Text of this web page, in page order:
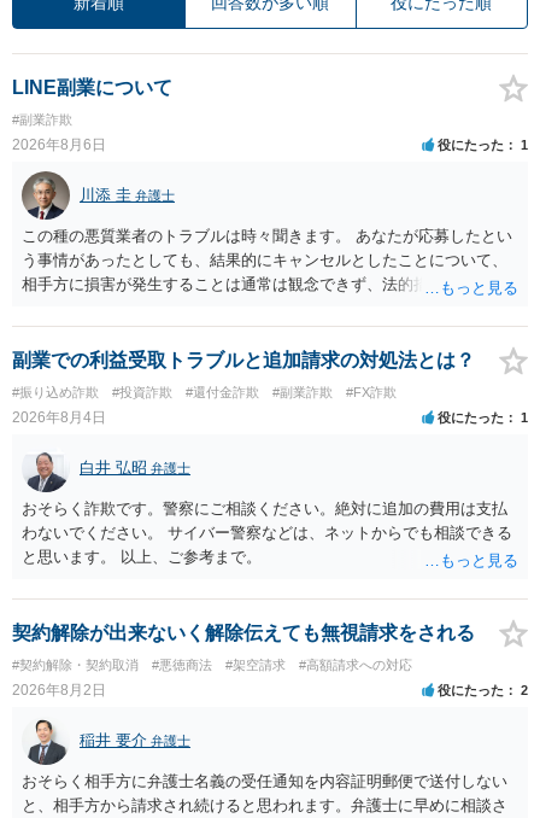
LINE副業について
#副業詐欺
2026年8月6日 役にたった 1
川添 圭 弁護士
この種の悪質業者のトラブルは時々聞きます。 あなたが応募したとい
う事情があったとしても、結果的にキャンセルとしたことについて、
相手方に損害が発生することは通常は観念できず、法的措置を採って
ず、最寄りの消費生活センターへ相談し、連絡を無視してよいかどう
かのアドバイスを受けられることをお勧めします。しつこいようであ
れば、弁護士へ依頼して警告してもらうことも必要になるかもしれま
せん。
副業での利益受取トラブルと追加請求の対処法とは？
#振り込め詐欺 #投資詐欺 #還付金詐欺 #副業詐欺 #FX詐欺
2026年8月4日 役にたった 1
白井 弘昭 弁護士
おそらく詐欺です。警察にご相談ください。絶対に追加の費用は支払
わないでください。 サイバー警察などは、ネットからでも相談できる
と思います。 以上、ご参考まで。
契約解除が出来ないく解除伝えても無視請求をされる
#契約解除・契約取消 #悪徳商法 #架空請求 #高額請求への対応
2026年8月2日 役にたった 2
稲井 要介 弁護士
おそらく相手方に弁護士名義の受任通知を内容証明郵便で送付しない
と、相手方から請求され続けると思われます。弁護士に早めに相談さ